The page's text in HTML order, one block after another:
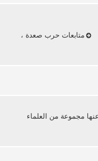
متابعات حرب صعدة ،
مجموعة من العلماء